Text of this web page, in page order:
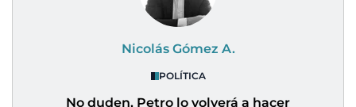
Nicolás Gómez A.
POLÍTICA
No duden, Petro lo volverá a hacer